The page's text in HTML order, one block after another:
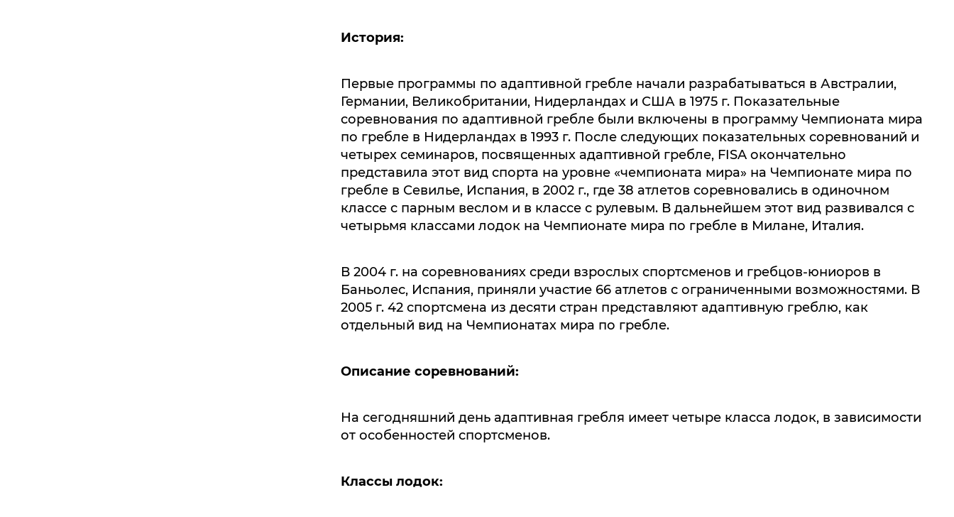
История:
Первые программы по адаптивной гребле начали разрабатываться в Австралии,
Германии, Великобритании, Нидерландах и США в 1975 г. Показательные
соревнования по адаптивной гребле были включены в программу Чемпионата мира
по гребле в Нидерландах в 1993 г. После следующих показательных соревнований и
четырех семинаров, посвященных адаптивной гребле, FISA окончательно
представила этот вид спорта на уровне «чемпионата мира» на Чемпионате мира по
гребле в Севилье, Испания, в 2002 г., где 38 атлетов соревновались в одиночном
классе с парным веслом и в классе с рулевым. В дальнейшем этот вид развивался с
четырьмя классами лодок на Чемпионате мира по гребле в Милане, Италия.
В 2004 г. на соревнованиях среди взрослых спортсменов и гребцов-юниоров в
Баньолес, Испания, приняли участие 66 атлетов с ограниченными возможностями. В
2005 г. 42 спортсмена из десяти стран представляют адаптивную греблю, как
отдельный вид на Чемпионатах мира по гребле.
Описание соревнований:
На сегодняшний день адаптивная гребля имеет четыре класса лодок, в зависимости
от особенностей спортсменов.
Классы лодок: